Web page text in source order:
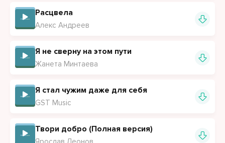
Расцвела
Алекс Андреев
Я не сверну на этом пути
Жанета Минтаева
Я стал чужим даже для себя
GST Music
Твори добро (Полная версия)